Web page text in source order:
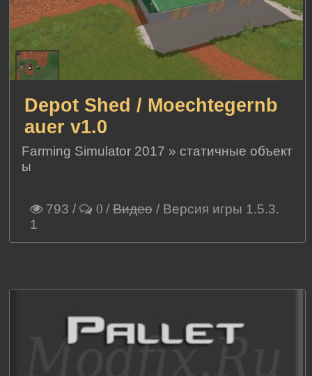
Depot Shed / Moechtegernb
auer v1.0
Farming Simulator 2017 » статичные объект
ы
793 / 0 /Видео/ Версия игры 1.5.3.
1